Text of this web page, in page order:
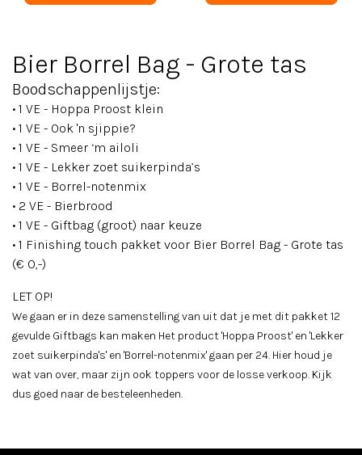
Bier Borrel Bag - Grote tas
Boodschappenlijstje:
• 1 VE - Hoppa Proost klein
• 1 VE - Ook 'n sjippie?
• 1 VE - Smeer ‘m ailoli
• 1 VE - Lekker zoet suikerpinda’s
• 1 VE - Borrel-notenmix
• 2 VE - Bierbrood
• 1 VE - Giftbag (groot) naar keuze
• 1 Finishing touch pakket voor Bier Borrel Bag - Grote tas
(€ 0,-)
LET OP!
We gaan er in deze samenstelling van uit dat je met dit pakket 12
gevulde Giftbags kan maken Het product 'Hoppa Proost' en 'Lekker
zoet suikerpinda's' en 'Borrel-notenmix' gaan per 24. Hier houd je
wat van over, maar zijn ook toppers voor de losse verkoop. Kijk
dus goed naar de besteleenheden.